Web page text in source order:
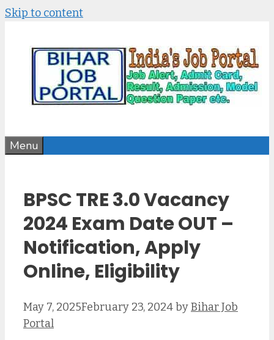
Skip to content
Menu
BPSC TRE 3.0 Vacancy
2024 Exam Date OUT –
Notification, Apply
Online, Eligibility
May 7, 2025February 23, 2024byBihar Job
Portal